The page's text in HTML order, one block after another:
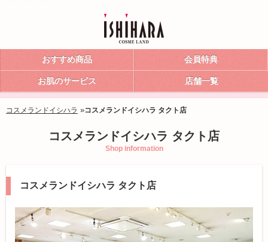
おすすめ商品 会員特典
お肌のサービス 店舗一覧
コスメランドイシハラ »コスメランドイシハラ タクト店
コスメランドイシハラ タクト店
Shop information
コスメランドイシハラ タクト店